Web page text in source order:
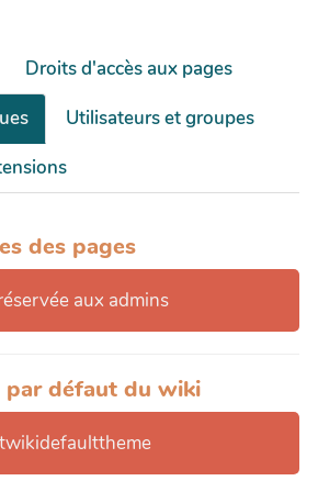
Droits d'accès aux pages
Utilisateurs et groupes
des pages
aux admins
par défaut du wiki